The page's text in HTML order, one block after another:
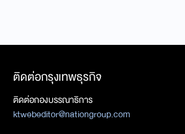
ติดต่อกรุงเทพธุรกิจ
ติดต่อกองบรรณาธิการ
ktwebeditor@nationgroup.com